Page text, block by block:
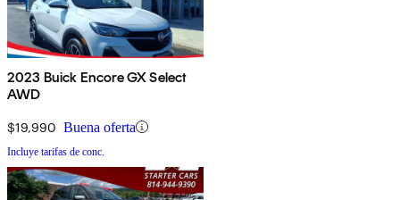
2023 Buick Encore GX Select
AWD
$19,990 Buena oferta
Incluye tarifas de conc.